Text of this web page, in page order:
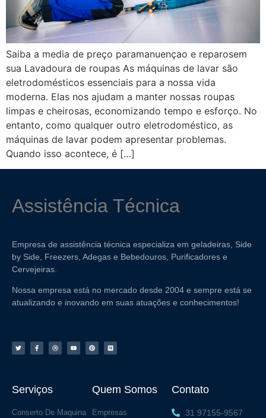
Saiba a media de preço paramanuençao e reparosem
sua Lavadoura de roupas As máquinas de lavar são
eletrodomésticos essenciais para a nossa vida
moderna. Elas nos ajudam a manter nossas roupas
limpas e cheirosas, economizando tempo e esforço. No
entanto, como qualquer outro eletrodoméstico, as
máquinas de lavar podem apresentar problemas.
Quando isso acontece, é […]
Assistência Técnica
Empresa de assistência técnica especializa em geladeiras, Side
by Side, Freezers, Adegas e Bebedouros, Purificadores e
Cervejeiras.
Nossa empresa está no mercado desde 2004 e sempre está se
atualizando e inovando em suas atuações e conhecimentos!
Serviços
Conserto De Maquina
Quem Somos
Empresas
Contato
31 97155-9567